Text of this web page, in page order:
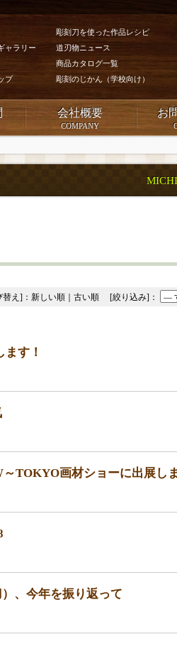
ャラリー
プ
彫刻刀を使った作品レシピ
道刃物ニュース
商品カタログ一覧
彫刻のじかん（学校向け）
会社概要
COMPANY
お
え]： 新しい順 古い順 [絞り込み]：
す！
TOKYO画材ショーに出展し
、今年を振り返って